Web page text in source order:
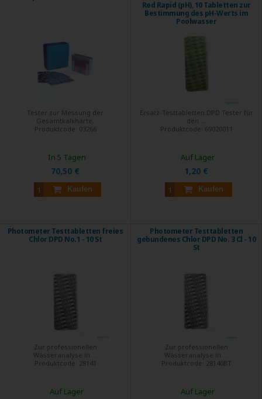
Tester zur Messung der
Gesamtkalkhärte.
Produktcode: 03266
70,50 €
Kaufen
In 5 Tagen
Red Rapid (pH), 10 Tabletten zur
Bestimmung des pH-Werts im
Poolwasser
Ersatz-Testtabletten DPD Tester für
den ...
Produktcode: 69020011
1,20 €
Kaufen
Auf Lager
Photometer Testtabletten freies
Chlor DPD No.1 - 10 St
Zur professionellen
Wasseranalyse in ...
Produktcode: 28141
Auf Lager
Photometer Testtabletten
gebundenes Chlor DPD No. 3 Cl - 10
St
Zur professionellen
Wasseranalyse in ...
Produktcode: 28140BT
Auf Lager